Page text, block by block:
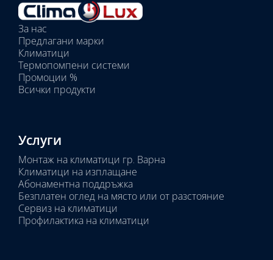
Избрани
вътрешни
тела:
Избрано
тяло:
За нас
Предлагани марки
Климатици
Термопомпени системи
Промоции %
Всички продукти
Услуги
Монтаж на климатици гр. Варна
Климатици на изплащане
Абонаментна поддръжка
Безплатен оглед на място или от разстояние
Сервиз на климатици
Профилактика на климатици